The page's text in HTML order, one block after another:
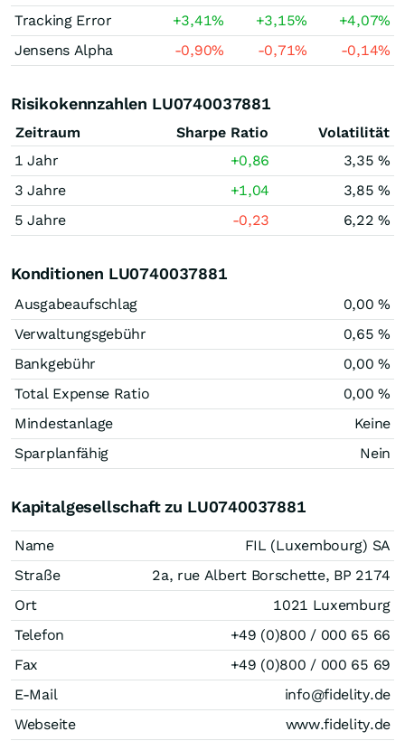
Tracking Error
+3,41% +3,15% +4,07%
Jensens Alpha
-0,90% -0,71% -0,14%
Risikokennzahlen LU0740037881
Zeitraum Sharpe Ratio
Volatilität
1 Jahr
+0,86
3,35 %
3 Jahre
+1,04
3,85 %
5 Jahre
-0,23 6,22 %
Konditionen LU0740037881
Ausgabeaufschlag
0,00 %
Verwaltungsgebühr
0,65 %
Bankgebühr
0,00 %
Total Expense Ratio
0,00 %
Mindestanlage
Keine
Sparplanfähig
Nein
Kapitalgesellschaft zu LU0740037881
Name
FIL (Luxembourg) SA
Straße
2a, rue Albert Borschette, BP 2174
Ort
1021 Luxemburg
Telefon
+49 (0)800 / 000 65 66
Fax
+49 (0)800 / 000 65 69
E-Mail
info@fidelity.de
Webseite
www.fidelity.de